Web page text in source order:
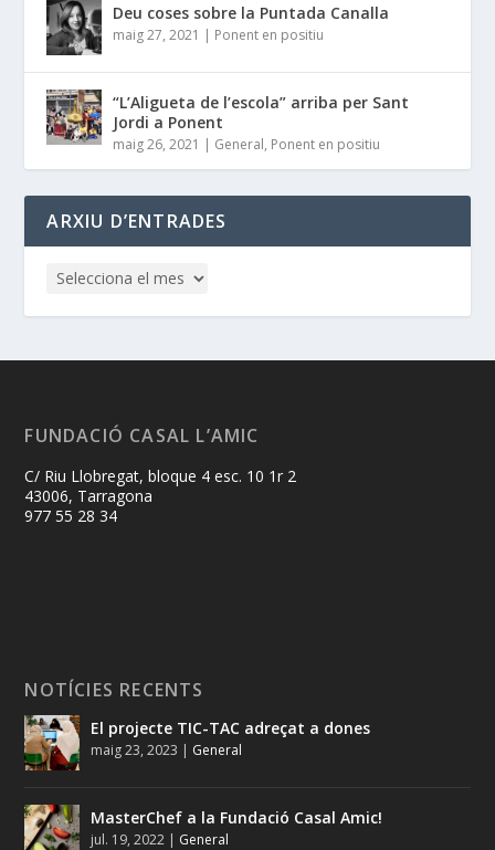
Deu coses sobre la Puntada Canalla
maig 27, 2021 | Ponent en positiu
“L’Aligueta de l’escola” arriba per Sant
Jordi a Ponent
maig 26, 2021 | General, Ponent en positiu
ARXIU D’ENTRADES
FUNDACIÓ CASAL L’AMIC
C/ Riu Llobregat, bloque 4 esc. 10 1r 2
43006, Tarragona
977 55 28 34
NOTÍCIES RECENTS
El projecte TIC-TAC adreçat a dones
maig 23, 2023 | General
MasterChef a la Fundació Casal Amic!
jul. 19, 2022 | General